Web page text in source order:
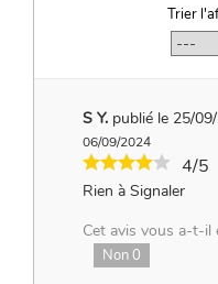
Trier
S Y. publié le 25/
06/09/2024
4/5
Rien à Signaler
Cet avis vous a-t-il
Non0